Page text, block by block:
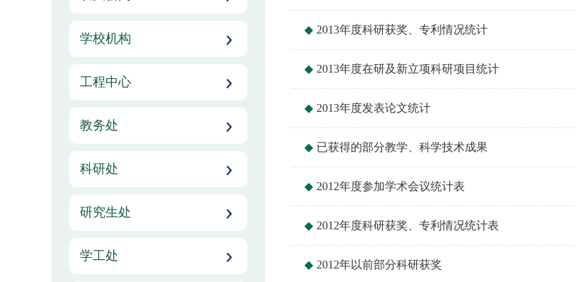
2013年度科研获奖、专利情况统计
2013年度在研及新立项科研项目统计
2013年度发表论文统计
已获得的部分教学、科学技术成果
2012年度参加学术会议统计表
2012年度科研获奖、专利情况统计表
2012年以前部分科研获奖
学校机构
工程中心
教务处
科研处
研究生处
学工处